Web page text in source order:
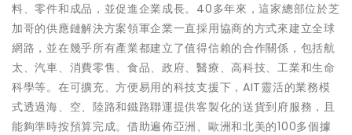
料、零件和成品，並促進企業成長。40多年來，這家總部位於芝
加哥的供應鏈解決方案領軍企業一直採用協商的方式來建立全球
網路，並在幾乎所有產業都建立了值得信賴的合作關係，包括航
太、汽車、消費零售、食品、政府、醫療、高科技、工業和生命
科學等。在可擴充、方便易用的科技支援下，AIT靈活的業務模
式透過海、空、陸路和鐵路聯運提供客製化的送貨到府服務，且
能夠準時按預算完成。借助遍佈亞洲、歐洲和北美的100多個據